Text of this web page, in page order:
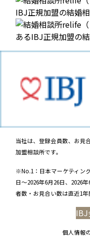
当社は、登録会員数、お見
加盟相談所です。
※No.1：日本マーケティン
日～2026年6月26日、2026
者数・お見合い数は直近1年
IBJ
個人情報